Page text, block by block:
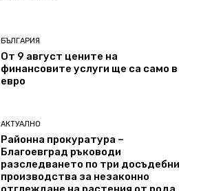
БЪЛГАРИЯ
От 9 август цените на
финансовите услуги ще са само в
евро
АКТУАЛНО
Районна прокуратура –
Благоевград ръководи
разследването по три досъдебни
производства за незаконно